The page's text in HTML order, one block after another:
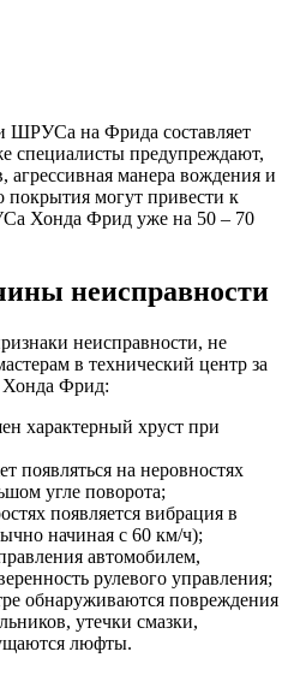
ШРУСа на Фрида составляет
специалисты предупреждают,
манера вождения и
покрытия могут привести к
Хонда Фрид уже на 50 – 70
неисправности
неисправности, не
в технический центр за
Фрид:
характерный хруст при
появляться на неровностях
угле поворота;
появляется вибрация в
начиная с 60 км/ч);
автомобилем,
рулевого управления;
обнаруживаются повреждения
утечки смазки,
люфты.